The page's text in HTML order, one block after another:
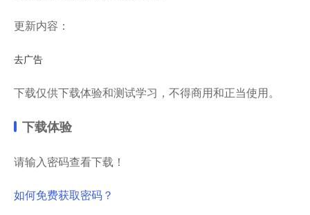
更新内容：
去广告
下载仅供下载体验和测试学习，不得商用和正当使用。
下载体验
请输入密码查看下载！
如何免费获取密码？